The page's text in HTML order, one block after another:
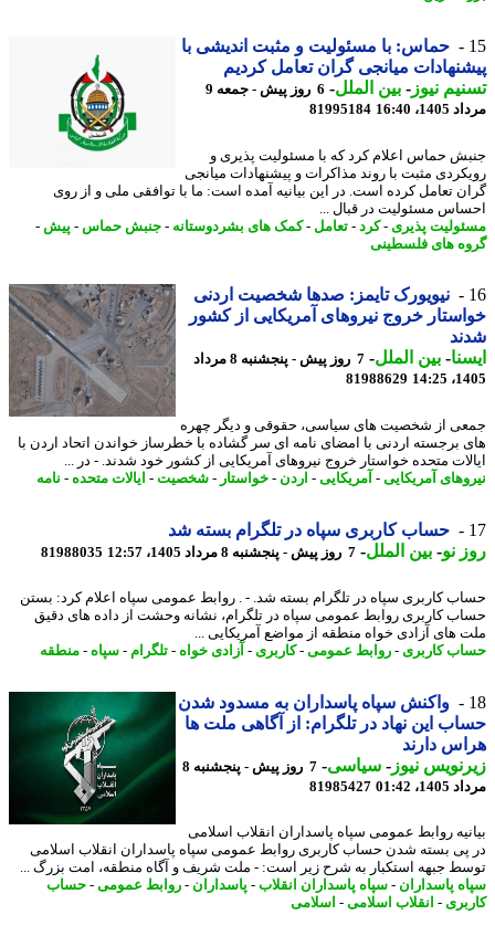
حماس: با مسئولیت و مثبت اندیشی با
میانجی گران تعامل کردیم
نیوز-بین الملل-
6 روز پیش - جمعه 9
16:40
81995184
حماس اعلام کرد که با مسئولیت پذیری و
مثبت با روند مذاکرات و پیشنهادات میانجی
تعامل کرده است. در این بیانیه آمده است: ما با توافقی ملی و از روی
مسئولیت در قبال ...
پذیری- کرد-تعامل-کمک های بشردوستانه-جنبش حماس-پیش -
های فلسطینی
نیویورک تایمز: صدها شخصیت اردنی
خروج نیروهای آمریکایی از کشور
-بین الملل-
7 روز پیش - پنجشنبه 8 مرداد
81988629
از شخصیت های سیاسی، حقوقی و دیگر چهره
برجسته اردنی با امضای نامه ای سر گشاده با خطرساز خواندن اتحاد اردن با
متحده خواستار خروج نیروهای آمریکایی از کشور خود شدند. - در ...
آمریکایی-آمریکایی-اردن -خواستار-شخصیت-ایالات متحده-نامه
حساب کاربری سپاه در تلگرام بسته شد
نو- بین الملل-7 روز پیش - پنجشنبه 8 مرداد 1405، 12:57 81988035
کاربری سپاه در تلگرام بسته شد. - . روابط عمومی سپاه اعلام کرد: بستن
کاربری روابط عمومی سپاه در تلگرام، نشانه وحشت از داده های دقیق
های آزادی خواه منطقه از مواضع آمریکایی ...
کاربری - روابط عمومی-کاربری - آزادی خواه-تلگرام- سپاه-منطقه
واکنش سپاه پاسداران به مسدود شدن
این نهاد در تلگرام: از آگاهی ملت ها
دارند
نیوز-سیاسی-
7 روز پیش - پنجشنبه 8
01:42
81985427
روابط عمومی سپاه پاسداران انقلاب اسلامی
بسته شدن حساب کاربری روابط عمومی سپاه پاسداران انقلاب اسلامی
جبهه استکبار به شرح زیر است: - ملت شریف و آگاه منطقه، امت بزرگ ...
پاسداران - سپاه پاسداران انقلاب-پاسداران - روابط عمومی-حساب
- انقلاب اسلامی-اسلامی